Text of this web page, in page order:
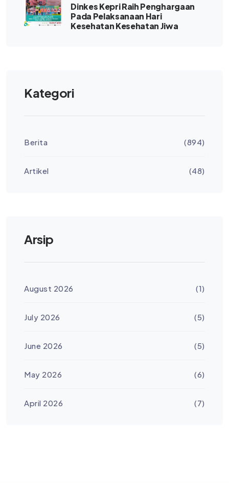
Dinkes Kepri Raih Penghargaan
Pada Pelaksanaan Hari
Kesehatan Kesehatan Jiwa
Kategori
Berita (894)
Artikel (48)
Arsip
August 2026 (1)
July 2026 (5)
June 2026 (5)
May 2026 (6)
April 2026 (7)